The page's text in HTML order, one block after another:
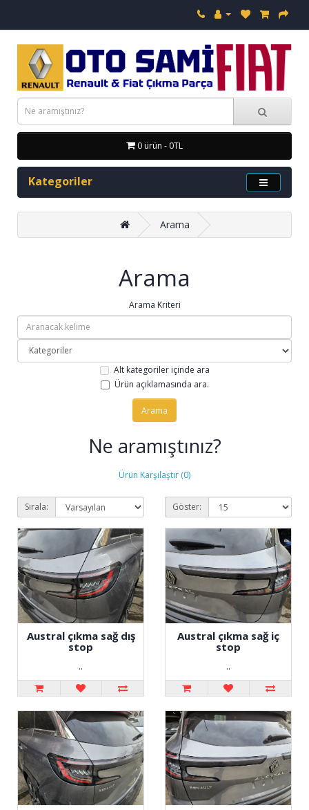
0 ürün - 0TL
Kategoriler
Arama
Arama
Arama Kriteri
Alt kategoriler içinde ara
Ürün açıklamasında ara.
Ne aramıştınız?
Ürün Karşılaştır (0)
Sırala: Göster:
Austral çıkma sağ dış
stop
..
Austral çıkma sağ iç
stop
..